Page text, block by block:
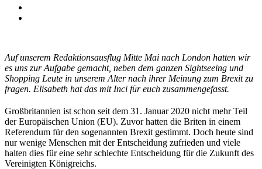
Auf unserem Redaktionsausflug Mitte Mai nach London hatten wir
es uns zur Aufgabe gemacht, neben dem ganzen Sightseeing und
Shopping Leute in unserem Alter nach ihrer Meinung zum Brexit zu
fragen. Elisabeth hat das mit Inci für euch zusammengefasst.
Großbritannien ist schon seit dem 31. Januar 2020 nicht mehr Teil
der Europäischen Union (EU). Zuvor hatten die Briten in einem
Referendum für den sogenannten Brexit gestimmt. Doch heute sind
nur wenige Menschen mit der Entscheidung zufrieden und viele
halten dies für eine sehr schlechte Entscheidung für die Zukunft des
Vereinigten Königreichs.